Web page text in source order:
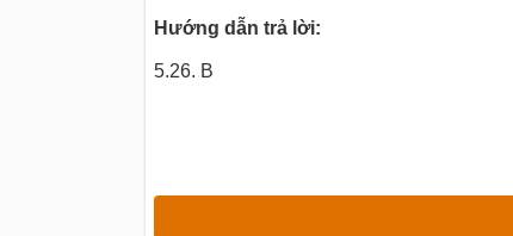
Hướng dẫn trả lời:
5.26. B